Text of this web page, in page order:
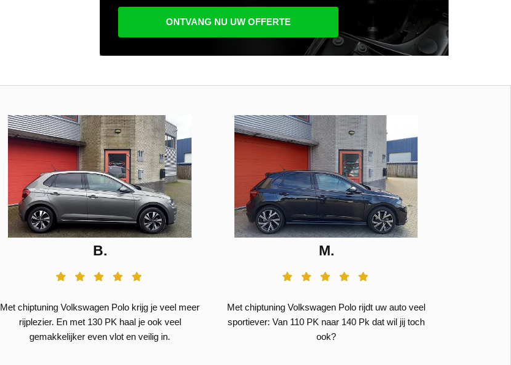
ONTVANG NU UW OFFERTE
B.
Met chiptuning Volkswagen Polo krijg je veel meer
rijplezier. En met 130 PK haal je ook veel
gemakkelijker even vlot en veilig in.
M.
Met chiptuning Volkswagen Polo rijdt uw auto veel
sportiever: Van 110 PK naar 140 Pk dat wil jij toch
ook?